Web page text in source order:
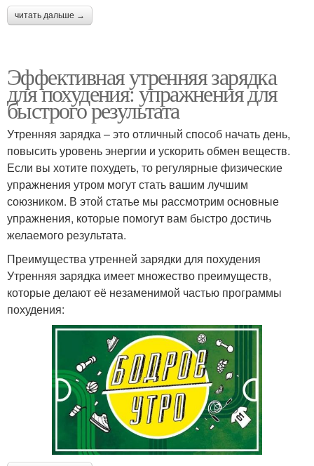
читать дальше →
Эффективная утренняя зарядка
для похудения: упражнения для
быстрого результата
Утренняя зарядка – это отличный способ начать день,
повысить уровень энергии и ускорить обмен веществ.
Если вы хотите похудеть, то регулярные физические
упражнения утром могут стать вашим лучшим
союзником. В этой статье мы рассмотрим основные
упражнения, которые помогут вам быстро достичь
желаемого результата.
Преимущества утренней зарядки для похудения
Утренняя зарядка имеет множество преимуществ,
которые делают её незаменимой частью программы
похудения: